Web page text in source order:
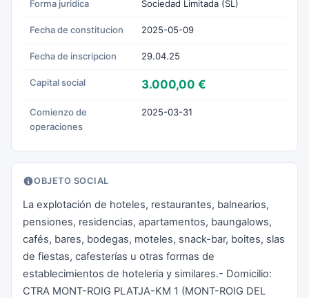
Forma juridica Sociedad Limitada (SL)
Fecha de constitucion 2025-05-09
Fecha de inscripcion 29.04.25
Capital social 3.000,00 €
Comienzo de
operaciones
2025-03-31
OBJETO SOCIAL
La explotación de hoteles, restaurantes, balnearios,
pensiones, residencias, apartamentos, baungalows,
cafés, bares, bodegas, moteles, snack-bar, boites, slas
de fiestas, cafesterías u otras formas de
establecimientos de hoteleria y similares.- Domicilio:
CTRA MONT-ROIG PLATJA-KM 1 (MONT-ROIG DEL